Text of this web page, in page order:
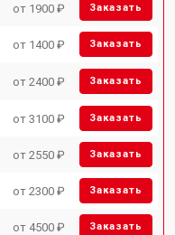
от 1900 ₽ Заказать
от 1400 ₽ Заказать
от 2400 ₽ Заказать
от 3100 ₽ Заказать
от 2550 ₽ Заказать
от 2300 ₽ Заказать
от 4500 ₽ Заказать